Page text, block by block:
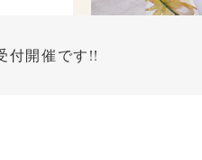
付開催です!!